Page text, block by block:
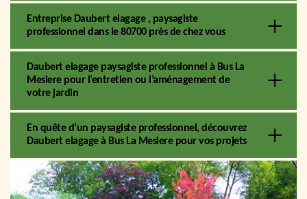
Entreprise Daubert elagage , paysagiste
professionnel dans le 80700 près de chez vous
Daubert elagage paysagiste professionnel à Bus La
Mesiere pour l’entretien ou l’aménagement de
votre jardin
En quête d’un paysagiste professionnel, découvrez
Daubert elagage à Bus La Mesiere pour vos projets